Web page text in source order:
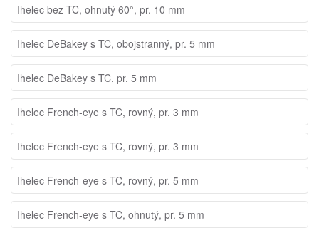
Ihelec bez TC, ohnutý 60°, pr. 10 mm
Ihelec DeBakey s TC, obojstranný, pr. 5 mm
Ihelec DeBakey s TC, pr. 5 mm
Ihelec French-eye s TC, rovný, pr. 3 mm
Ihelec French-eye s TC, rovný, pr. 3 mm
Ihelec French-eye s TC, rovný, pr. 5 mm
Ihelec French-eye s TC, ohnutý, pr. 5 mm